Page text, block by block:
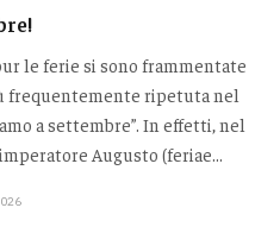
le ferie si sono frammentate
frequentemente ripetuta nel
a settembre”. In effetti, nel
Augusto (feriae...